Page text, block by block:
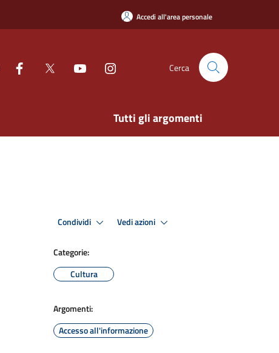
Accedi all'area personale
Cerca
Tutti gli argomenti
Condividi Vedi azioni
Categorie:
Cultura
Argomenti:
Accesso all'informazione